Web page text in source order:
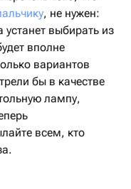
, не нужен:
выбирать из
вполне
вариантов
бы в качестве
лампу,
всем, кто